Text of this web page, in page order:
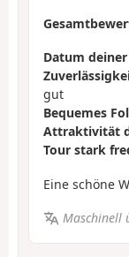
Datum
gut
Bequemes
Attraktivität
Tour stark
Eine schöne
Maschinell